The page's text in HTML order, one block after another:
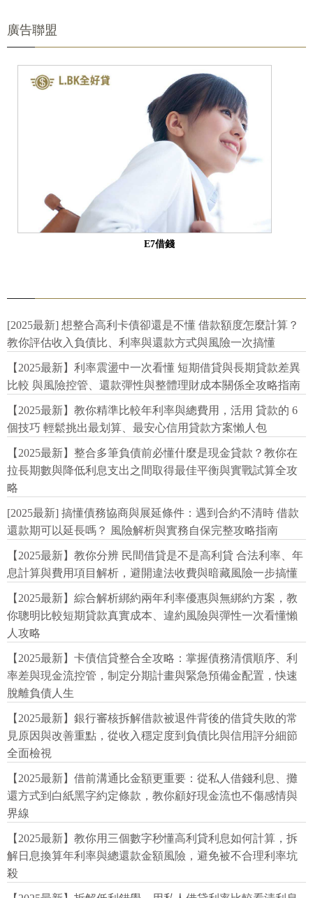
廣告聯盟
E7借錢
[2025最新] 想整合高利卡債卻還是不懂 借款額度怎麼計算？
教你評估收入負債比、利率與還款方式與風險一次搞懂
【2025最新】利率震盪中一次看懂 短期借貸與長期貸款差異
比較 與風險控管、還款彈性與整體理財成本關係全攻略指南
【2025最新】教你精準比較年利率與總費用，活用 貸款的 6
個技巧 輕鬆挑出最划算、最安心信用貸款方案懶人包
【2025最新】整合多筆負債前必懂什麼是現金貸款？教你在
拉長期數與降低利息支出之間取得最佳平衡與實戰試算全攻
略
[2025最新] 搞懂債務協商與展延條件：遇到合約不清時 借款
還款期可以延長嗎？ 風險解析與實務自保完整攻略指南
【2025最新】教你分辨 民間借貸是不是高利貸 合法利率、年
息計算與費用項目解析，避開違法收費與暗藏風險一步搞懂
【2025最新】綜合解析綁約兩年利率優惠與無綁約方案，教
你聰明比較短期貸款真實成本、違約風險與彈性一次看懂懶
人攻略
【2025最新】卡債信貸整合全攻略：掌握債務清償順序、利
率差與現金流控管，制定分期計畫與緊急預備金配置，快速
脫離負債人生
【2025最新】銀行審核拆解借款被退件背後的借貸失敗的常
見原因與改善重點，從收入穩定度到負債比與信用評分細節
全面檢視
【2025最新】借前溝通比金額更重要：從私人借錢利息、攤
還方式到白紙黑字約定條款，教你顧好現金流也不傷感情與
界線
【2025最新】教你用三個數字秒懂高利貸利息如何計算，拆
解日息換算年利率與總還款金額風險，避免被不合理利率坑
殺